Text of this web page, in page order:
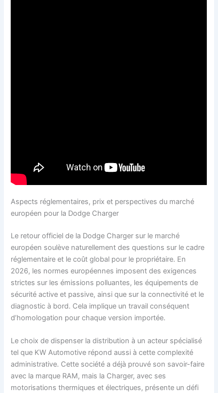
Aspects réglementaires, prix et perspectives du marché
européen pour la Dodge Charger
Le retour officiel de la Dodge Charger sur le marché
européen soulève naturellement des questions sur le cadre
réglementaire et le coût global pour le propriétaire. En
2026, les normes européennes imposent des exigences
strictes sur les émissions polluantes, les équipements de
sécurité active et passive, ainsi que sur la connectivité et le
diagnostic à bord. Cela implique un travail conséquent
d’homologation pour chaque version importée.
Le choix de dispenser la distribution à un acteur spécialisé
tel que KW Automotive répond aussi à cette complexité
administrative. Cette société a déjà prouvé son savoir-faire
avec la marque RAM, mais la Charger, avec ses
motorisations thermiques et électriques, présente un défi